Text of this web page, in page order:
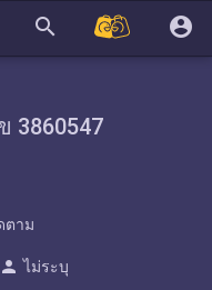
search account_circle
3860547
ตาม
person ไม่ระบุ